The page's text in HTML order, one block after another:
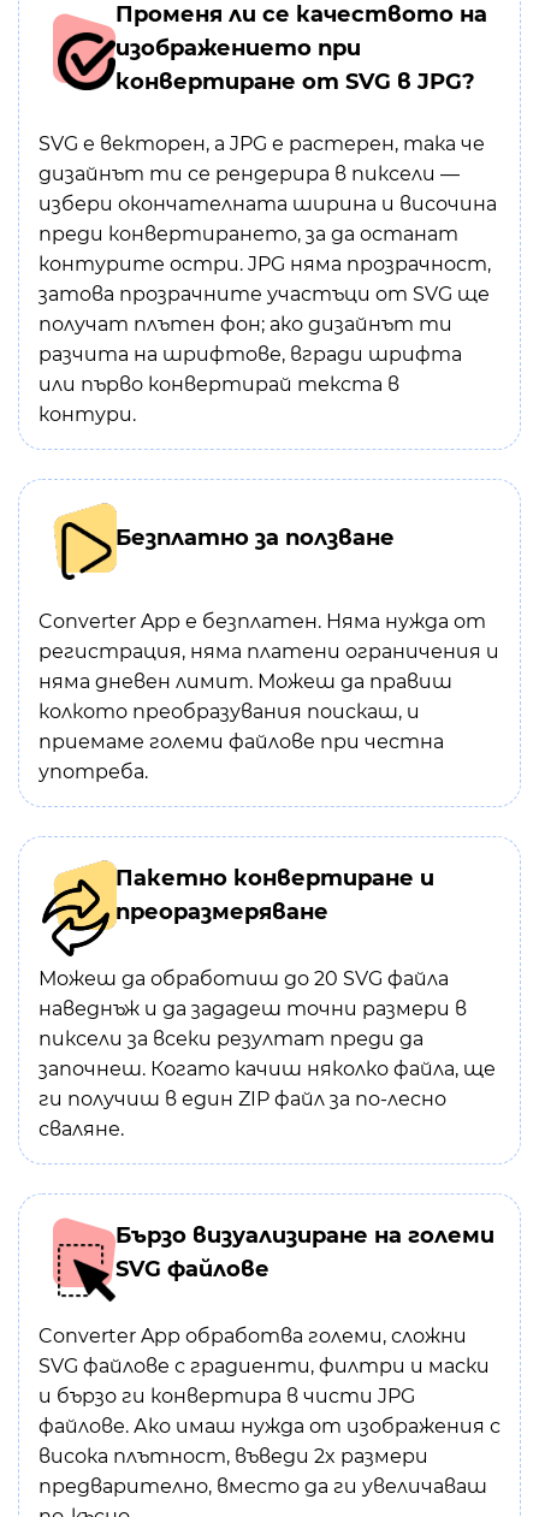
Променя ли се качеството на
изображението при
конвертиране от SVG в JPG?
SVG е векторен, а JPG е растерен, така че
дизайнът ти се рендерира в пиксели —
избери окончателната ширина и височина
преди конвертирането, за да останат
контурите остри. JPG няма прозрачност,
затова прозрачните участъци от SVG ще
получат плътен фон; ако дизайнът ти
разчита на шрифтове, вгради шрифта
или първо конвертирай текста в
контури.
Безплатно за ползване
Converter App е безплатен. Няма нужда от
регистрация, няма платени ограничения и
няма дневен лимит. Можеш да правиш
колкото преобразувания поискаш, и
приемаме големи файлове при честна
употреба.
Пакетно конвертиране и
преоразмеряване
Можеш да обработиш до 20 SVG файла
наведнъж и да зададеш точни размери в
пиксели за всеки резултат преди да
започнеш. Когато качиш няколко файла, ще
ги получиш в един ZIP файл за по-лесно
сваляне.
Бързо визуализиране на големи
SVG файлове
Converter App обработва големи, сложни
SVG файлове с градиенти, филтри и маски
и бързо ги конвертира в чисти JPG
файлове. Ако имаш нужда от изображения с
висока плътност, въведи 2x размери
предварително, вместо да ги увеличаваш